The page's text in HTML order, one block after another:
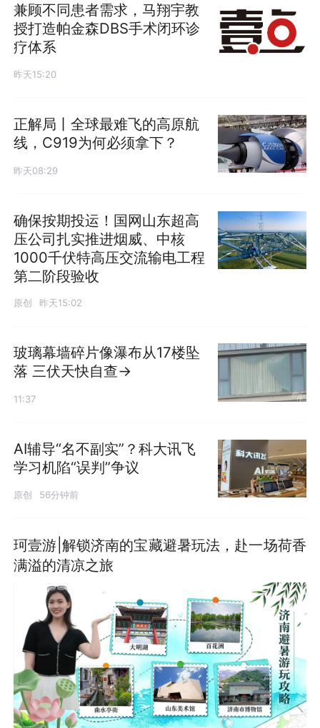
兼顾不同患者需求，马翔宇教
授打造帕金森DBS手术闭环诊
疗体系
昨天15:20
正解局丨全球最难飞的高原航
线，C919为何必须拿下？
昨天08:29
确保按期投运！国网山东超高
压公司扎实推进烟威、中核
1000千伏特高压交流输电工程
第二阶段验收
原创 昨天15:02
玻璃幕墙碎片像瀑布从17楼坠
落 三伏天快自查→
11:37
AI辅导“名不副实”？科大讯飞
学习机陷“误判”争议
原创 56分钟前
珂壹游|解锁济南的宝藏避暑玩法，赴一场荷香
满溢的清凉之旅